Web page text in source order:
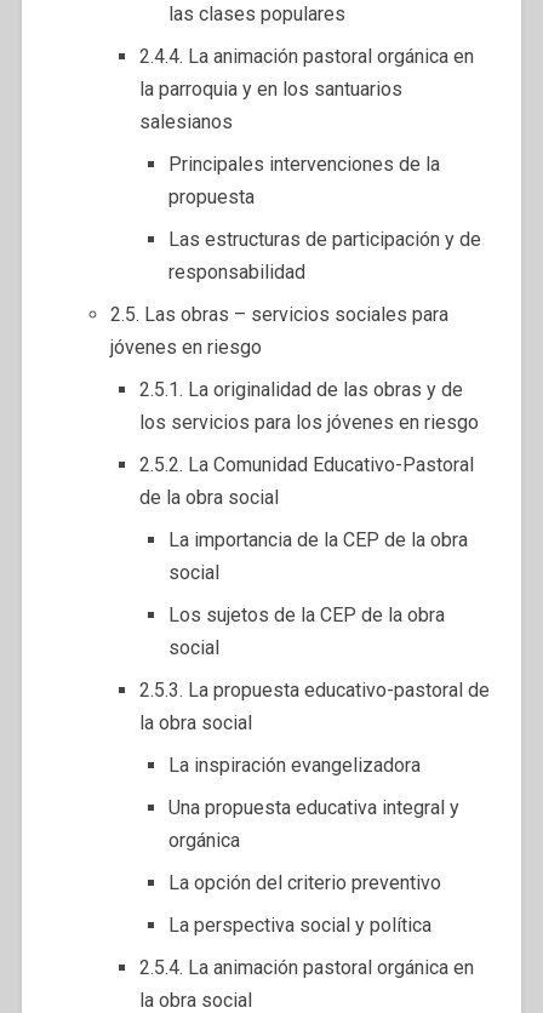
las clases populares
2.4.4. La animación pastoral orgánica en
la parroquia y en los santuarios
salesianos
Principales intervenciones de la
propuesta
Las estructuras de participación y de
responsabilidad
2.5. Las obras – servicios sociales para
jóvenes en riesgo
2.5.1. La originalidad de las obras y de
los servicios para los jóvenes en riesgo
2.5.2. La Comunidad Educativo-Pastoral
de la obra social
La importancia de la CEP de la obra
social
Los sujetos de la CEP de la obra
social
2.5.3. La propuesta educativo-pastoral de
la obra social
La inspiración evangelizadora
Una propuesta educativa integral y
orgánica
La opción del criterio preventivo
La perspectiva social y política
2.5.4. La animación pastoral orgánica en
la obra social